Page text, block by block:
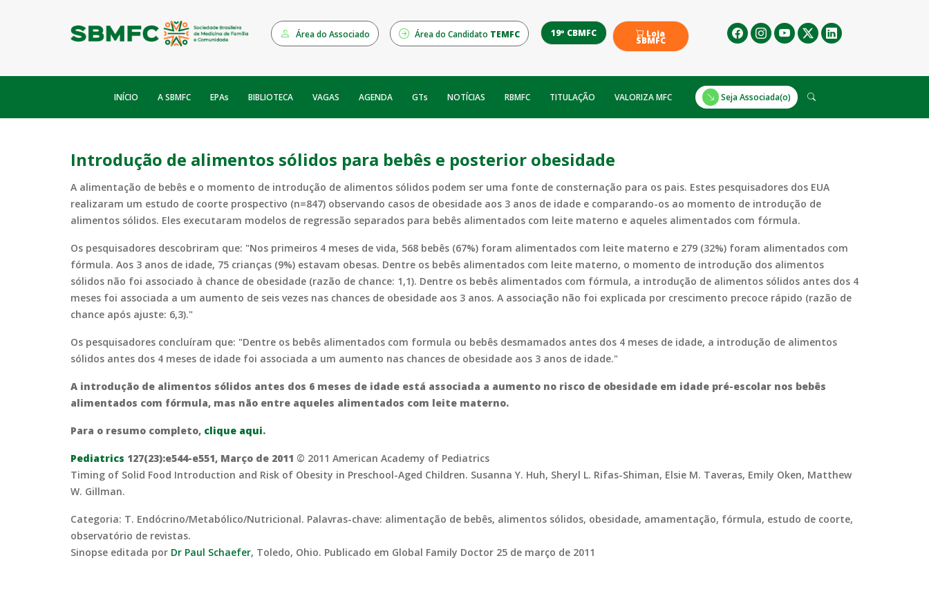
Área do Associado Área do Candidato TEMFC 19º CBMFC Loja
SBMFC
INÍCIO A SBMFC EPAs BIBLIOTECA VAGAS AGENDA GTs NOTÍCIAS RBMFC TITULAÇÃO VALORIZA MFC Seja Associada(o)
Introdução de alimentos sólidos para bebês e posterior obesidade
A alimentação de bebês e o momento de introdução de alimentos sólidos podem ser uma fonte de consternação para os pais. Estes pesquisadores dos EUA
realizaram um estudo de coorte prospectivo (n=847) observando casos de obesidade aos 3 anos de idade e comparando-os ao momento de introdução de
alimentos sólidos. Eles executaram modelos de regressão separados para bebês alimentados com leite materno e aqueles alimentados com fórmula.
Os pesquisadores descobriram que: "Nos primeiros 4 meses de vida, 568 bebês (67%) foram alimentados com leite materno e 279 (32%) foram alimentados com
fórmula. Aos 3 anos de idade, 75 crianças (9%) estavam obesas. Dentre os bebês alimentados com leite materno, o momento de introdução dos alimentos
sólidos não foi associado à chance de obesidade (razão de chance: 1,1). Dentre os bebês alimentados com fórmula, a introdução de alimentos sólidos antes dos 4
meses foi associada a um aumento de seis vezes nas chances de obesidade aos 3 anos. A associação não foi explicada por crescimento precoce rápido (razão de
chance após ajuste: 6,3)."
Os pesquisadores concluíram que: "Dentre os bebês alimentados com formula ou bebês desmamados antes dos 4 meses de idade, a introdução de alimentos
sólidos antes dos 4 meses de idade foi associada a um aumento nas chances de obesidade aos 3 anos de idade."
A introdução de alimentos sólidos antes dos 6 meses de idade está associada a aumento no risco de obesidade em idade pré-escolar nos bebês
alimentados com fórmula, mas não entre aqueles alimentados com leite materno.
Para o resumo completo, clique aqui.
Pediatrics 127(23):e544-e551, Março de 2011 © 2011 American Academy of Pediatrics
Timing of Solid Food Introduction and Risk of Obesity in Preschool-Aged Children. Susanna Y. Huh, Sheryl L. Rifas-Shiman, Elsie M. Taveras, Emily Oken, Matthew
W. Gillman.
Categoria: T. Endócrino/Metabólico/Nutricional. Palavras-chave: alimentação de bebês, alimentos sólidos, obesidade, amamentação, fórmula, estudo de coorte,
observatório de revistas.
Sinopse editada por Dr Paul Schaefer, Toledo, Ohio. Publicado em Global Family Doctor 25 de março de 2011